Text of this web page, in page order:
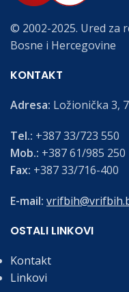
© 2002-2025. Ured za
Bosne i Hercegovine
KONTAKT
Adresa: Ložionička 3,
Tel.: +387 33/723 550
Mob.: +387 61/985 250
Fax: +387 33/716-400
E-mail:
OSTALI LINKOVI
Kontakt
Linkovi